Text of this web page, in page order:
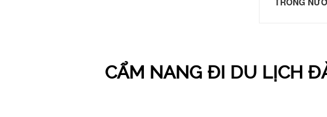
CẨM NANG ĐI DU LỊCH